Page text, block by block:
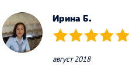
Ирина Б.
(*) (*) (*) (*) (*)
август 2018